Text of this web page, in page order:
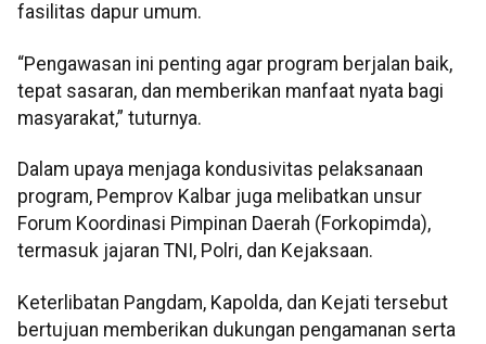
fasilitas dapur umum.
“Pengawasan ini penting agar program berjalan baik,
tepat sasaran, dan memberikan manfaat nyata bagi
masyarakat,” tuturnya.
Dalam upaya menjaga kondusivitas pelaksanaan
program, Pemprov Kalbar juga melibatkan unsur
Forum Koordinasi Pimpinan Daerah (Forkopimda),
termasuk jajaran TNI, Polri, dan Kejaksaan.
Keterlibatan Pangdam, Kapolda, dan Kejati tersebut
bertujuan memberikan dukungan pengamanan serta